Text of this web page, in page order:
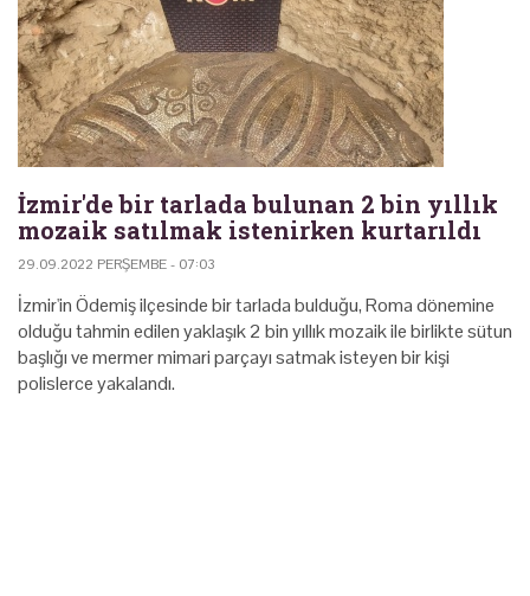
İzmir'de bir tarlada bulunan 2 bin yıllık
mozaik satılmak istenirken kurtarıldı
29.09.2022 PERŞEMBE - 07:03
İzmir'in Ödemiş ilçesinde bir tarlada bulduğu, Roma dönemine
olduğu tahmin edilen yaklaşık 2 bin yıllık mozaik ile birlikte sütun
başlığı ve mermer mimari parçayı satmak isteyen bir kişi
polislerce yakalandı.